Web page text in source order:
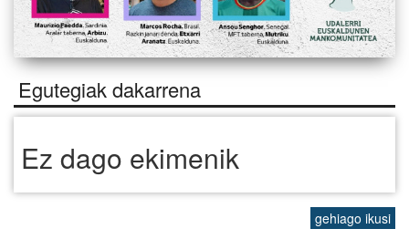
Egutegiak dakarrena
Ez dago ekimenik
gehiago ikusi